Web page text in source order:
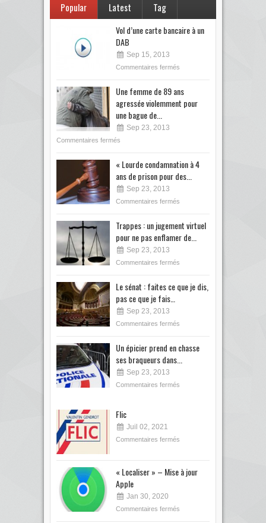
Popular Latest Tag
Vol d’une carte bancaire à un
DAB
Sep 15, 2013
Commentaires fermés
Une femme de 89 ans
agressée violemment pour
une bague de...
Sep 23, 2013
Commentaires fermés
« Lourde condamnation à 4
ans de prison pour des...
Sep 23, 2013
Commentaires fermés
Trappes : un jugement virtuel
pour ne pas enflamer de...
Sep 23, 2013
Commentaires fermés
Le sénat : faites ce que je dis,
pas ce que je fais…
Sep 23, 2013
Commentaires fermés
Un épicier prend en chasse
ses braqueurs dans...
Sep 23, 2013
Commentaires fermés
Flic
Juil 02, 2021
Commentaires fermés
« Localiser » – Mise à jour
Apple
Jan 30, 2020
Commentaires fermés